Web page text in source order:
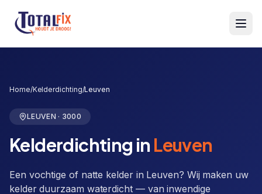
Totalfix
Home/Kelderdichting/Leuven
LEUVEN · 3000
Kelderdichting in Leuven
Een vochtige of natte kelder in Leuven? Wij maken uw
kelder duurzaam waterdicht — van inwendige